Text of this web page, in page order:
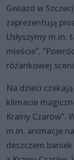
Gwiazd w
zaprezentują
Usłyszymy m.in.
mieście”,
różankowej
Na dzieci
klimacie
Krainy Czarów”.
m.in. animacje
deszczem